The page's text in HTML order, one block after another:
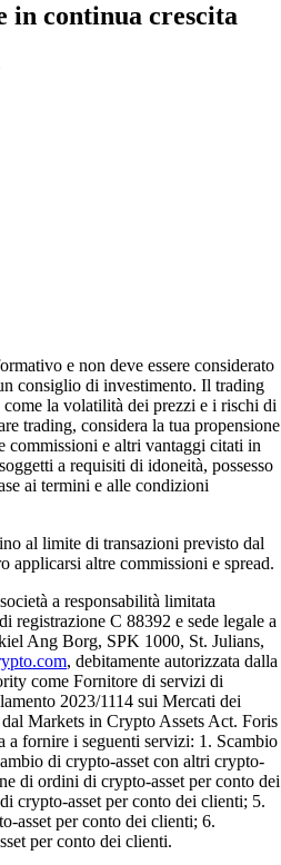
in continua crescita
e non deve essere considerato
consiglio di investimento. Il trading
la volatilità dei prezzi e i rischi di
trading, considera la tua propensione
commissioni e altri vantaggi citati in
a requisiti di idoneità, possesso
ai termini e alle condizioni
al limite di transazioni previsto dal
applicarsi altre commissioni e spread.
a responsabilità limitata
registrazione C 88392 e sede legale a
Ang Borg, SPK 1000, St. Julians,
, debitamente autorizzata dalla
come Fornitore di servizi di
2023/1114 sui Mercati dei
Markets in Crypto Assets Act. Foris
fornire i seguenti servizi: 1. Scambio
di crypto-asset con altri crypto-
di ordini di crypto-asset per conto dei
crypto-asset per conto dei clienti; 5.
asset per conto dei clienti; 6.
per conto dei clienti.